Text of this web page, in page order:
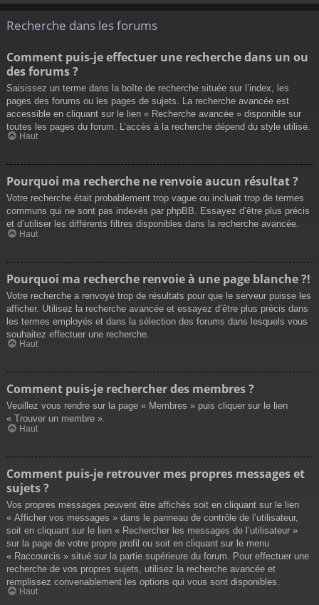
Recherche dans les forums
Comment puis-je effectuer une recherche dans un ou
des forums ?
Saisissez un terme dans la boîte de recherche située sur l’index, les
pages des forums ou les pages de sujets. La recherche avancée est
accessible en cliquant sur le lien « Recherche avancée » disponible sur
toutes les pages du forum. L’accès à la recherche dépend du style utilisé.
Haut
Pourquoi ma recherche ne renvoie aucun résultat ?
Votre recherche était probablement trop vague ou incluait trop de termes
communs qui ne sont pas indexés par phpBB. Essayez d’être plus précis
et d’utiliser les différents filtres disponibles dans la recherche avancée.
Haut
Pourquoi ma recherche renvoie à une page blanche ?!
Votre recherche a renvoyé trop de résultats pour que le serveur puisse les
afficher. Utilisez la recherche avancée et essayez d’être plus précis dans
les termes employés et dans la sélection des forums dans lesquels vous
souhaitez effectuer une recherche.
Haut
Comment puis-je rechercher des membres ?
Veuillez vous rendre sur la page « Membres » puis cliquer sur le lien
« Trouver un membre ».
Haut
Comment puis-je retrouver mes propres messages et
sujets ?
Vos propres messages peuvent être affichés soit en cliquant sur le lien
« Afficher vos messages » dans le panneau de contrôle de l’utilisateur,
soit en cliquant sur le lien « Rechercher les messages de l’utilisateur »
sur la page de votre propre profil ou soit en cliquant sur le menu
« Raccourcis » situé sur la partie supérieure du forum. Pour effectuer une
recherche de vos propres sujets, utilisez la recherche avancée et
remplissez convenablement les options qui vous sont disponibles.
Haut